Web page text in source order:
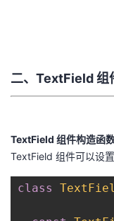
二、TextField 组
TextField 组件构造函
TextField 组件可以设
class